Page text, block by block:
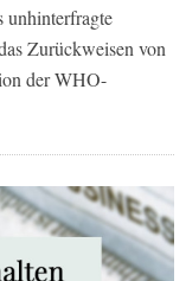
unhinterfragte
Zurückweisen von
der WHO-